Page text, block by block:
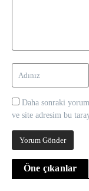
Daha sonraki
ve site adresim bu
Öne çıkanlar